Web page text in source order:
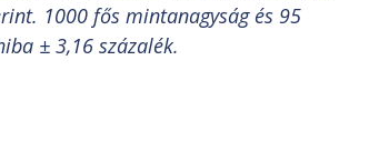
1000 fős mintanagyság és 95
± 3,16 százalék.